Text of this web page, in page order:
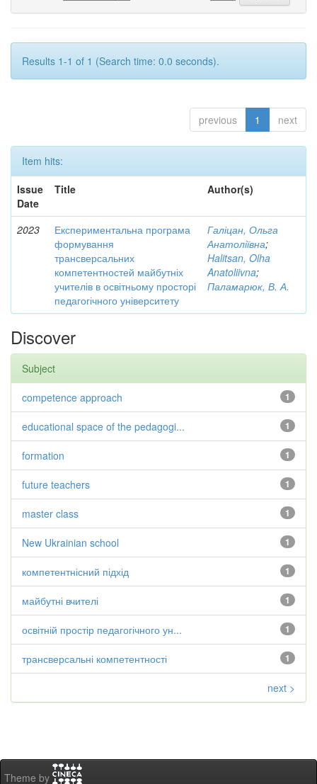
Results 1-1 of 1 (Search time: 0.0 seconds).
previous 1 next
Item hits:
Issue
Date
Title Author(s)
2023
Експериментальна програма
формування
трансверсальних
компетентностей майбутніх
учителів в освітньому просторі
педагогічного університету
Галіцан, Ольга
Анатоліївна;
Halitsan, Olha
Anatoliivna;
Паламарюк, В. А.
Discover
Subject
1
competence approach
1
educational space of the pedagogi...
1
formation
1
future teachers
1
master class
1
New Ukrainian school
1
компетентнісний підхід
1
майбутні вчителі
1
освітній простір педагогічного ун...
1
трансверсальні компетентності
next >
Theme by